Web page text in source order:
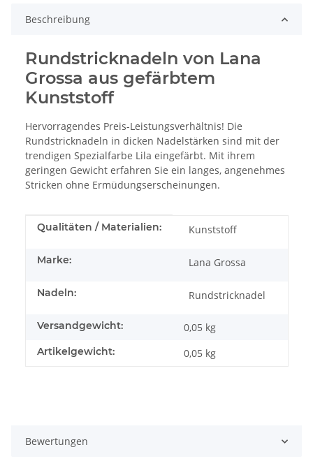
Beschreibung
Rundstricknadeln von Lana
Grossa aus gefärbtem
Kunststoff
Hervorragendes Preis-Leistungsverhältnis! Die
Rundstricknadeln in dicken Nadelstärken sind mit der
trendigen Spezialfarbe Lila eingefärbt. Mit ihrem
geringen Gewicht erfahren Sie ein langes, angenehmes
Stricken ohne Ermüdungserscheinungen.
Produkteigenschaft
Wert
Qualitäten / Materialien: Kunststoff
Marke: Lana Grossa
Nadeln: Rundstricknadel
Versandgewicht: 0,05 kg
Artikelgewicht: 0,05 kg
Bewertungen